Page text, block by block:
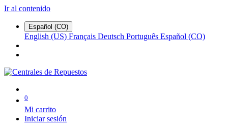
Ir al contenido
Español (CO)
English (US) Français Deutsch Português Español (CO)
0
Mi carrito
Iniciar sesión